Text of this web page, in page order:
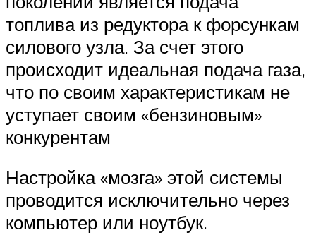
топлива из редуктора к форсункам
силового узла. За счет этого
происходит идеальная подача газа,
что по своим характеристикам не
уступает своим «бензиновым»
конкурентам
Настройка «мозга» этой системы
проводится исключительно через
компьютер или ноутбук.